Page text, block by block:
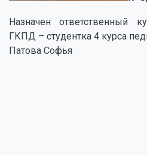
Назначен ответственный
ГКПД – студентка 4 курса
Патова Софья